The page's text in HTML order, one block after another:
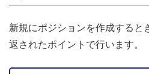
新規にポジションを作成すると
返されたポイントで行います。